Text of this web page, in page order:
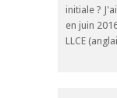
initiale ?
en juin
LLCE